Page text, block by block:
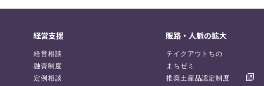
経営支援
経営相談
融資制度
定例相談
販路・人脈の拡大
テイクアウトちの
まちゼミ
推奨土産品認定制度